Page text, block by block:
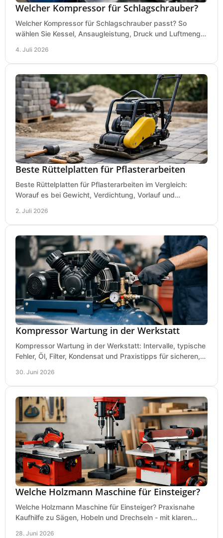
Welcher Kompressor für Schlagschrauber?
Welcher Kompressor für Schlagschrauber passt? So
wählen Sie Kessel, Ansaugleistung, Druck und Luftmenge
4. Juli 2026
Beste Rüttelplatten für Pflasterarbeiten
Beste Rüttelplatten für Pflasterarbeiten im Vergleich:
Worauf es bei Gewicht, Verdichtung, Vorlauf und
2. Juli 2026
Kompressor Wartung in der Werkstatt
Kompressor Wartung in der Werkstatt: Intervalle, typische
Fehler, Öl, Filter, Kondensat und Praxistipps für sicheren,
30. Juni 2026
Welche Holzmann Maschine für Einsteiger?
Welche Holzmann Maschine für Einsteiger? Praxisnahe
Kaufhilfe zu Sägen, Hobeln und Drechseln - mit klaren
28. Juni 2026